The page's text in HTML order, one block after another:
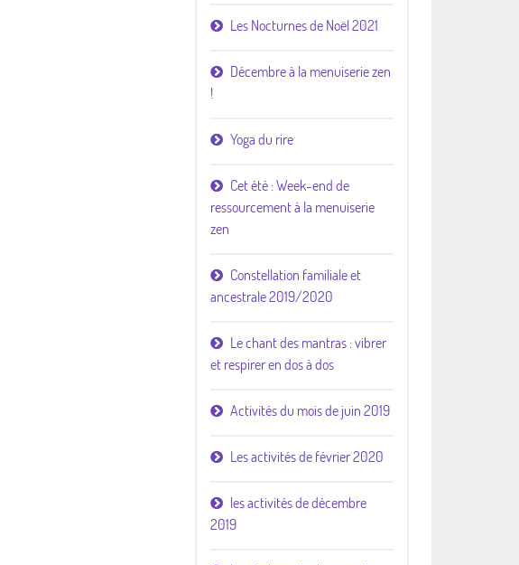
Les Nocturnes de Noël 2021
Décembre à la menuiserie zen
!
Yoga du rire
Cet été : Week-end de
ressourcement à la menuiserie
zen
Constellation familiale et
ancestrale 2019/2020
Le chant des mantras : vibrer
et respirer en dos à dos
Activités du mois de juin 2019
Les activités de février 2020
les activités de décembre
2019